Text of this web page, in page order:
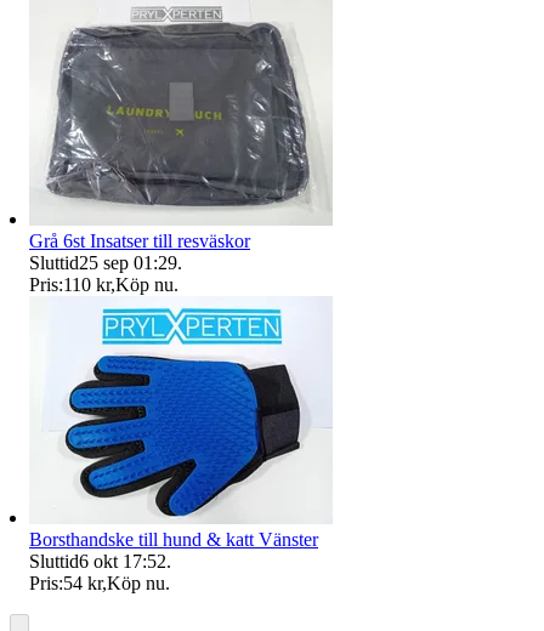
Grå 6st Insatser till resväskor
Sluttid25 sep 01:29.
Pris:110 kr,Köp nu.
Borsthandske till hund & katt Vänster
Sluttid6 okt 17:52.
Pris:54 kr,Köp nu.